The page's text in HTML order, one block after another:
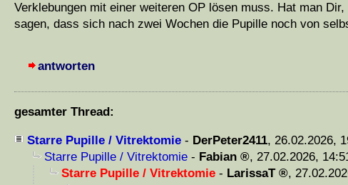
Verklebungen mit einer weiteren OP lösen muss. Hat man
sagen, dass sich nach zwei Wochen die Pupille noch von
antworten
gesamter Thread:
Starre Pupille / Vitrektomie - DerPeter2411, 26.02.2026,
Starre Pupille / Vitrektomie - Fabian , 27.02.2026,
Starre Pupille / Vitrektomie - LarissaT ,